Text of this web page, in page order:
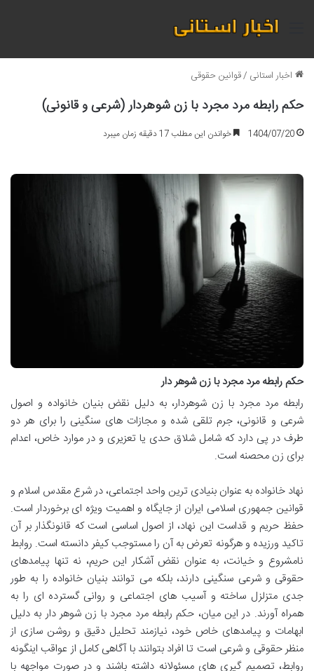
منو
اخبار استانی /قوانین حقوقی
حکم رابطه مرد مجرد با زن شوهردار (شرعی و قانونی)
1404/07/20 خواندن این مطلب 17 دقیقه زمان میبرد
حکم رابطه مرد مجرد با زن شوهر دار
رابطه مرد مجرد با زن شوهردار، به دلیل نقض بنیان خانواده و اصول
شرعی و قانونی، جرم تلقی شده و مجازات های سنگینی را برای هر دو
طرف در پی دارد که شامل شلاق حدی یا تعزیری و در موارد خاص، اعدام
برای زن محصنه است.
نهاد خانواده به عنوان بنیادی ترین واحد اجتماعی، در شرع مقدس اسلام و
قوانین جمهوری اسلامی ایران از جایگاه و اهمیت ویژه ای برخوردار است.
حفظ حریم و قداست این نهاد، از اصول اساسی است که قانونگذار بر آن
تاکید ورزیده و هرگونه تعرض به آن را مستوجب کیفر دانسته است. روابط
نامشروع و خیانت، به عنوان نقض آشکار این حریم، نه تنها پیامدهای
حقوقی و شرعی سنگینی دارند، بلکه می توانند بنیان خانواده را به طور
جدی متزلزل ساخته و آسیب های اجتماعی و روانی گسترده ای را به
همراه آورند. در این میان، حکم رابطه مرد مجرد با زن شوهر دار به دلیل
ابهامات و پیامدهای خاص خود، نیازمند تحلیل دقیق و روشن سازی از
منظر حقوقی و شرعی است تا افراد بتوانند با آگاهی کامل از عواقب اینگونه
روابط، تصمیم گیری های مسئولانه داشته باشند و در صورت مواجهه با